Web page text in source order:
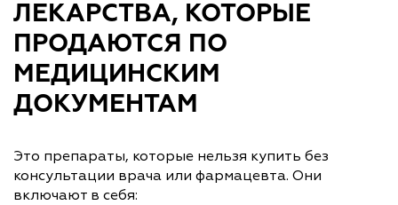
ЛЕКАРСТВА, КОТОРЫЕ
ПРОДАЮТСЯ ПО
МЕДИЦИНСКИМ
ДОКУМЕНТАМ
Это препараты, которые нельзя купить без
консультации врача или фармацевта. Они
включают в себя: